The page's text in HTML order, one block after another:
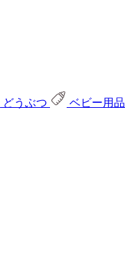
どうぶつ ベビー用品